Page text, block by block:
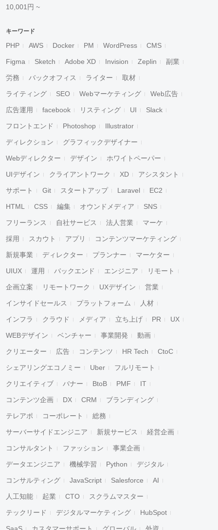
10,001円 ~
キーワード
PHP AWS Docker PM WordPress CMS
Figma Sketch Adobe XD Invision Zeplin 副業
労務 バックオフィス ライター 取材
ライティング SEO Webマーケティング Web広告
広告運用 facebook リスティング UI Slack
フロントエンド Photoshop Illustrator
ディレクション グラフィックデザイナー
Webディレクター デザイン ホワイトペーパー
UIデザイン クライアントワーク XD アシスタント
サポート Git スタートアップ Laravel EC2
HTML CSS 編集 オウンドメディア SNS
フリーランス 自社サービス 法人営業 マーケ
採用 スカウト アプリ コンテンツマーケティング
新規事業 ディレクター プランナー マーケター
UIUX 運用 バックエンド エンジニア リモート
企画立案 リモートワーク UXデザイン 営業
インサイドセールス プラットフォーム 人材
インフラ クラウド メディア 立ち上げ PR UX
WEBデザイン ベンチャー 事業開発 動画
クリエーター 広告 コンテンツ HR Tech CtoC
シェアリングエコノミー Uber フルリモート
クリエイティブ バナー BtoB PMF IT
コンテンツ企画 DX CRM ブランディング
テレアポ コーポレート 総務
サーバーサイドエンジニア 新規サービス 経営企画
コンサルタント ファッション 事業企画
データエンジニア 機械学習 Python デジタル
コンサルティング JavaScript Salesforce AI
人工知能 起業 CTO スクラムマスター
テックリード デジタルマーケティング HubSpot